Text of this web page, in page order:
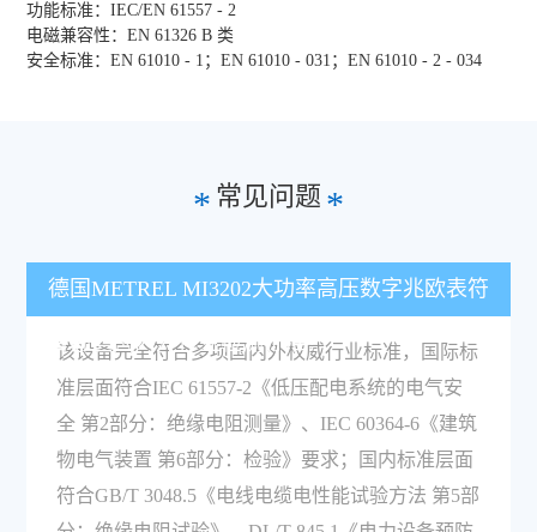
功能标准：IEC/EN 61557 - 2
电磁兼容性：EN 61326 B 类
安全标准：EN 61010 - 1；EN 61010 - 031；EN 61010 - 2 - 034
* 常见问题 *
德国METREL MI3202大功率高压数字兆欧表符
合哪些国内外行业检测标准？
该设备完全符合多项国内外权威行业标准，国际标
准层面符合IEC 61557-2《低压配电系统的电气安
全 第2部分：绝缘电阻测量》、IEC 60364-6《建筑
物电气装置 第6部分：检验》要求；国内标准层面
符合GB/T 3048.5《电线电缆电性能试验方法 第5部